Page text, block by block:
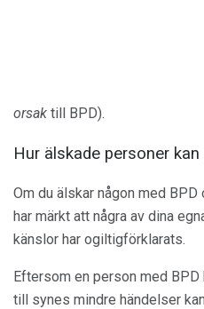
orsak till BPD).
Hur älskade personer
Om du älskar någon med
har märkt att några av dina
känslor har ogiltigförklarats.
Eftersom en person med
till synes mindre händelser